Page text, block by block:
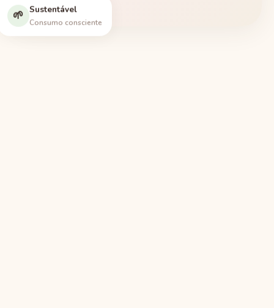
🌱 Sustentável
Consumo consciente